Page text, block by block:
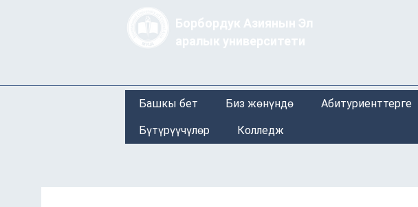
Борбордук Азиянын Эл
аралык университети
Башкы бет Биз жөнүндө Абитуриенттерге
Бүтүрүүчүлөр Колледж